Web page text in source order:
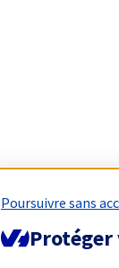
Poursuivre sans